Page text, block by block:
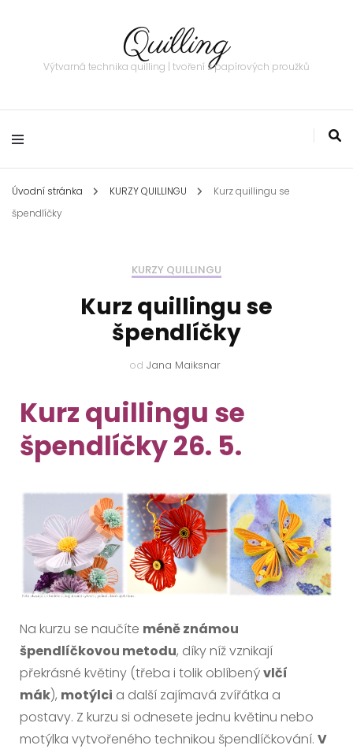
Quilling
Výtvarná technika quilling | tvoření z papírových proužků
Úvodní stránka KURZY QUILLINGU
Kurz quillingu se
špendlíčky
KURZY QUILLINGU
Kurz quillingu se
špendlíčky
od Jana Maiksnar
Kurz quillingu se
špendlíčky 26. 5.
Na kurzu se naučíte méně známou
špendlíčkovou metodu, díky níž vznikají
překrásné květiny (třeba i tolik oblíbenývlčí
mák), motýlci a další zajímavá zvířátka a
postavy. Z kurzu si odnesete jednu květinu nebo
motýlka vytvořeného technikou špendlíčkování. V